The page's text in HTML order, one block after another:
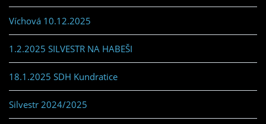
Víchová 10.12.2025
1.2.2025 SILVESTR NA HABEŠI
18.1.2025 SDH Kundratice
Silvestr 2024/2025